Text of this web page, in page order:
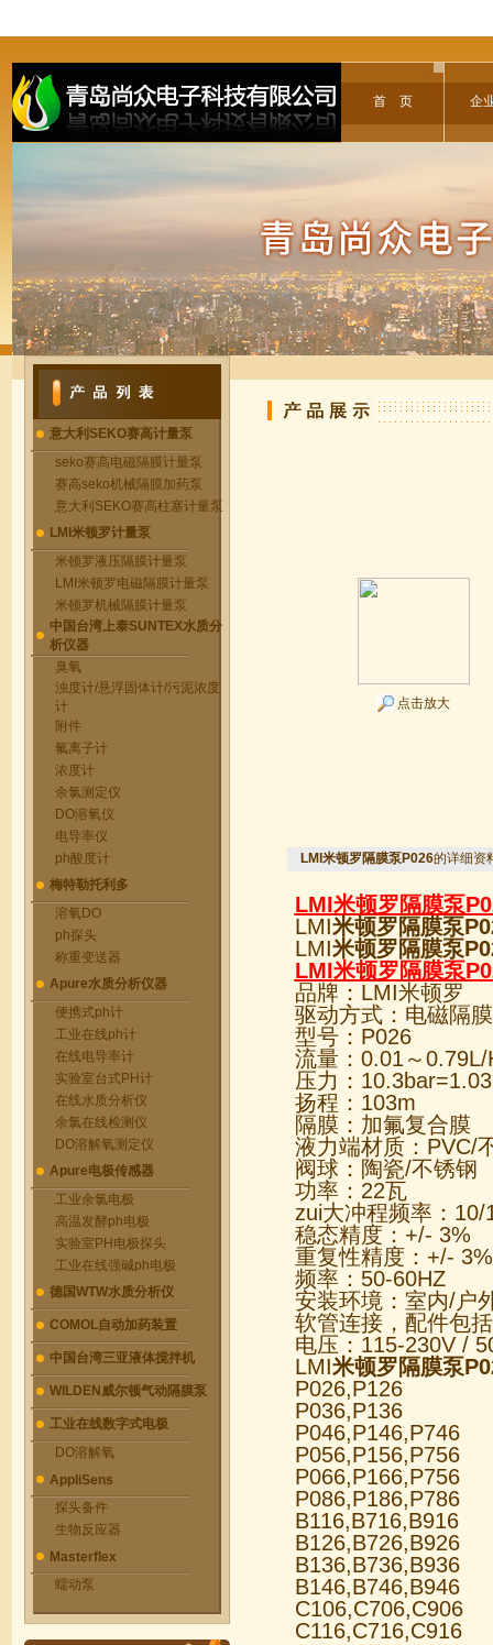
首 页 企
意大利SEKO赛高计量泵
seko赛高电磁隔膜计量泵
赛高seko机械隔膜加药泵
意大利SEKO赛高柱塞计量泵
LMI米顿罗计量泵
米顿罗液压隔膜计量泵
LMI米顿罗电磁隔膜计量泵
米顿罗机械隔膜计量泵
中国台湾上泰SUNTEX水质分
析仪器
臭氧
浊度计/悬浮固体计/污泥浓度
计
附件
氟离子计
浓度计
余氯测定仪
DO溶氧仪
电导率仪
ph酸度计
梅特勒托利多
溶氧DO
ph探头
称重变送器
Apure水质分析仪器
便携式ph计
工业在线ph计
在线电导率计
实验室台式PH计
在线水质分析仪
余氯在线检测仪
DO溶解氧测定仪
Apure电极传感器
工业余氯电极
高温发酵ph电极
实验室PH电极探头
工业在线强碱ph电极
德国WTW水质分析仪
COMOL自动加药装置
中国台湾三亚液体搅拌机
WILDEN威尔顿气动隔膜泵
工业在线数字式电极
DO溶解氧
AppliSens
探头备件
生物反应器
Masterflex
蠕动泵
点击放大
LMI米顿罗隔膜泵P026的详细资
LMI米顿罗隔膜泵
LMI米顿罗隔膜泵
LMI米顿罗隔膜泵
LMI米顿罗隔膜泵
品牌：LMI米顿罗
驱动方式：电磁隔
型号：P026
流量：0.01～0.79L/
压力：
扬程：103m
隔膜：加氟复合膜
液力端材质：PVC/
阀球：陶瓷/不锈钢
功率：22瓦
zui大冲程频率：10/
稳态精度：+/- 3%
重复性精度：+/- 3%
频率：50-60HZ
安装环境：室内/户
软管连接，配件包
电压：115-230V /
LMI米顿罗隔膜泵
P026,P126
P036,P136
P046,P146,P746
P056,P156,P756
P066,P166,P756
P086,P186,P786
B116,B716,B916
B126,B726,B926
B136,B736,B936
B146,B746,B946
C106,C706,C906
C116,C716,C916